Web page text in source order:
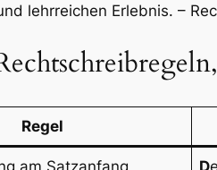
lehrreichen Erlebnis. –
Regel
am Satzanfang D